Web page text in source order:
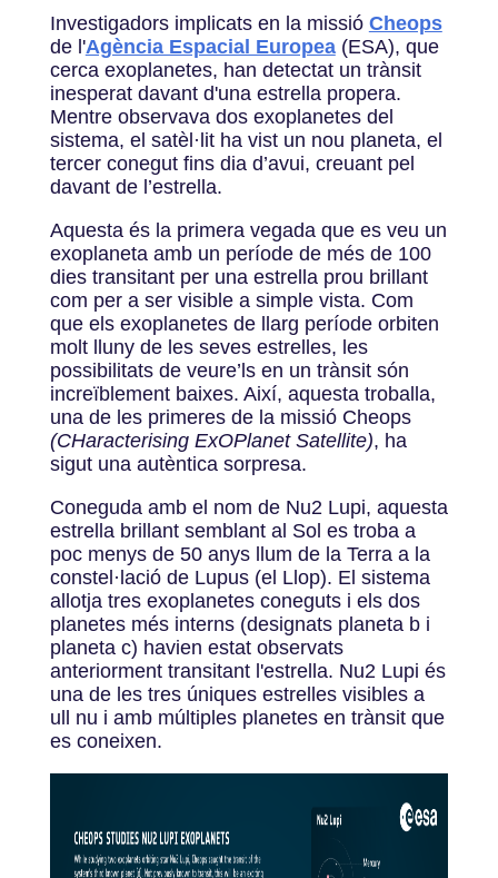
Investigadors implicats en la missió Cheops
de l'Agència Espacial Europea(ESA), que
cerca exoplanetes, han detectat un trànsit
inesperat davant d'una estrella propera.
Mentre observava dos exoplanetes del
sistema, el satèl·lit ha vist un nou planeta, el
tercer conegut fins dia d’avui, creuant pel
davant de l’estrella.
Aquesta és la primera vegada que es veu un
exoplaneta amb un període de més de 100
dies transitant per una estrella prou brillant
com per a ser visible a simple vista. Com
que els exoplanetes de llarg període orbiten
molt lluny de les seves estrelles, les
possibilitats de veure’ls en un trànsit són
increïblement baixes. Així, aquesta troballa,
una de les primeres de la missió Cheops
(CHaracterising ExOPlanet Satellite), ha
sigut una autèntica sorpresa.
Coneguda amb el nom de Nu2 Lupi, aquesta
estrella brillant semblant al Sol es troba a
poc menys de 50 anys llum de la Terra a la
constel·lació de Lupus (el Llop). El sistema
allotja tres exoplanetes coneguts i els dos
planetes més interns (designats planeta b i
planeta c) havien estat observats
anteriorment transitant l'estrella. Nu2 Lupi és
una de les tres úniques estrelles visibles a
ull nu i amb múltiples planetes en trànsit que
es coneixen.